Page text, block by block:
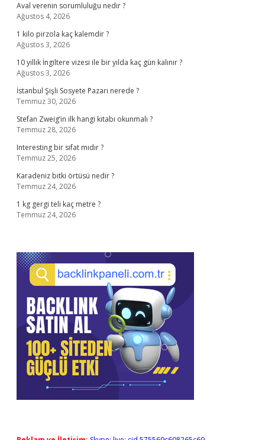
Aval verenin sorumluluğu nedir ?
Ağustos 4, 2026
1 kilo pirzola kaç kalemdir ?
Ağustos 3, 2026
10 yıllık İngiltere vizesi ile bir yılda kaç gün kalınır ?
Ağustos 3, 2026
İstanbul Şişli Sosyete Pazarı nerede ?
Temmuz 30, 2026
Stefan Zweig’in ilk hangi kitabı okunmalı ?
Temmuz 28, 2026
Interesting bir sıfat mıdır ?
Temmuz 25, 2026
Karadeniz bitki örtüsü nedir ?
Temmuz 24, 2026
1 kg gergi teli kaç metre ?
Temmuz 24, 2026